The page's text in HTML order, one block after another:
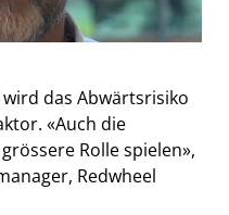
das Abwärtsrisiko
«Auch die
Rolle spielen»,
Redwheel